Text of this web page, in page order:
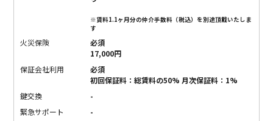
※賃料1.1ヶ月分の仲介手数料（税込）を別途頂戴いたしま
す
火災保険
必須
17,000円
保証会社利用
必須
初回保証料：総賃料の50% 月次保証料：1%
鍵交換
-
緊急サポート
-